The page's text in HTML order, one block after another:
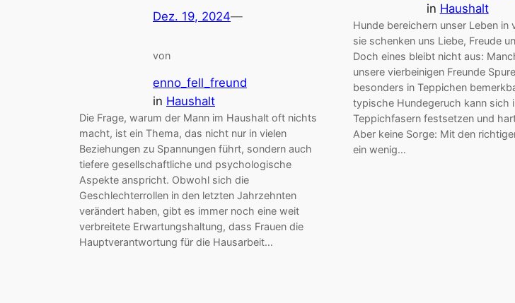
Dez. 19, 2024—
von
enno_fell_freund
in Haushalt
Die Frage, warum der Mann im Haushalt oft nichts
macht, ist ein Thema, das nicht nur in vielen
Beziehungen zu Spannungen führt, sondern auch
tiefere gesellschaftliche und psychologische
Aspekte anspricht. Obwohl sich die
Geschlechterrollen in den letzten Jahrzehnten
verändert haben, gibt es immer noch eine weit
verbreitete Erwartungshaltung, dass Frauen die
Hauptverantwortung für die Hausarbeit…
in Haushalt
Hunde bereichern unser Leben in
sie schenken uns Liebe, Freude
Doch eines bleibt nicht aus:
unsere vierbeinigen Freunde
besonders in Teppichen
typische Hundegeruch kann sich
Teppichfasern festsetzen und
Aber keine Sorge: Mit den
ein wenig…